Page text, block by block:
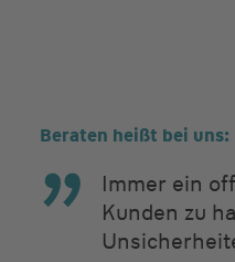
Beraten heißt bei uns:
Immer ein
Kunden zu